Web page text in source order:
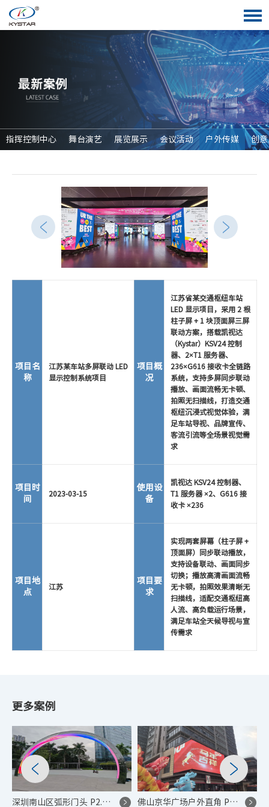
指挥控制中心 舞台演艺 展览展示 会议活动 户外传媒 创
项目名
称
江苏某车站多屏联动 LED
显示控制系统项目
项目概
况
江苏省某交通枢纽车站
LED 显示项目，采用 2 根
柱子屏 + 1 块顶面屏三屏
联动方案，搭载凯视达
（Kystar）KSV24 控制
器、2×T1 服务器、
236×G616 接收卡全链路
系统，支持多屏同步联动
播放、画面流畅无卡顿、
拍照无扫描线，打造交通
枢纽沉浸式视觉体验，满
足车站导视、品牌宣传、
客流引流等全场景视觉需
求
项目时
间
2023-03-15
使用设
备
凯视达 KSV24 控制器、
T1 服务器 ×2、G616 接
收卡 ×236
项目地
点
江苏
项目要
求
实现两套屏幕（柱子屏 +
顶面屏）同步联动播放，
支持设备联动、画面同步
切换；播放高清画面流畅
无卡顿，拍照效果清晰无
扫描线，适配交通枢纽高
人流、高负载运行场景，
满足车站全天候导视与宣
传需求
更多案例
深圳南山区弧形门头 P2.5 LED 显示屏控制系统项目 佛山京华广场户外直角 P4 LED 地标广告屏控制系统项目